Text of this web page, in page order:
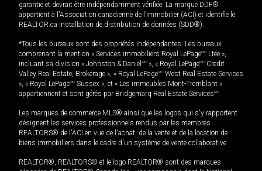
garantie et devrait être indépendamment vérifiée. La marque DDF®
appartient à l'Association canadienne de l’immobilier (ACI) et identifie le
REALTOR.ca Installation de distribution de données (SDD®).
*Tous les bureaux sont des propriétés indépendantes. Les bureaux
comprenant la mention « Services immobiliers Royal LePageMD Ltée »,
incluant sa division « Johnston & Daniel MD », « Royal LePageMD Credit
Valley Real Estate, Brokerage », « Royal LePageMD West Real Estate Services
», « Royal LePageMD Sussex », et « Les immeubles Mont-Tremblant »
appartiennent et sont gérés par Bridgemarq Real Estate ServicesMD.
Les marques de commerce MLS® ainsi que les logos qui s'y rapportent
désignent les services professionnels rendus par les membres
REALTORS® de l'ACI en vue de l'achat, de la vente et de la location de
biens immobiliers dans le cadre d'un système de vente collaborative.
REALTOR®, REALTORS® et le logo REALTOR® sont des marques